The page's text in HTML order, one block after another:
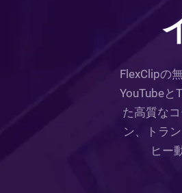
FlexClipの
YouTubeと
た高質な
ン、トラ
ヒー